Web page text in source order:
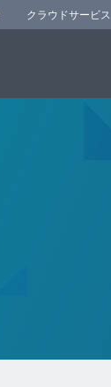
クラウドサービス